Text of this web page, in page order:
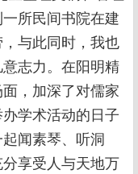
所民间书院在建
与此同时，我也
志力。在阳明精
，加深了对儒家
学术活动的日子
闻素琴、听洞
享受人与天地万